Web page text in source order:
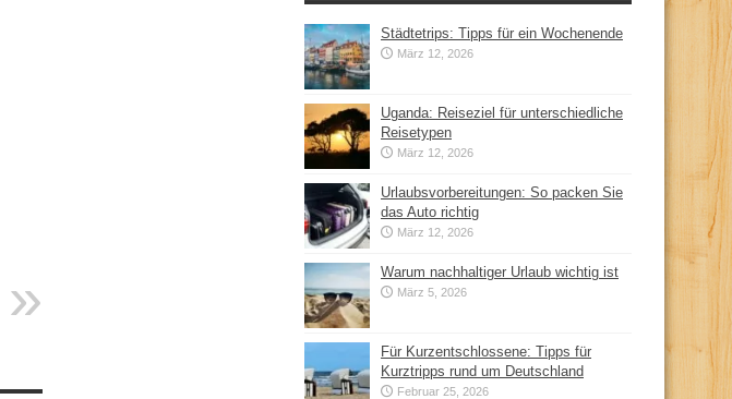
Städtetrips: Tipps für ein Wochenende
März 12, 2026
Uganda: Reiseziel für unterschiedliche
Reisetypen
März 12, 2026
Urlaubsvorbereitungen: So packen Sie
das Auto richtig
März 12, 2026
Warum nachhaltiger Urlaub wichtig ist
März 5, 2026
Für Kurzentschlossene: Tipps für
Kurztripps rund um Deutschland
Februar 25, 2026